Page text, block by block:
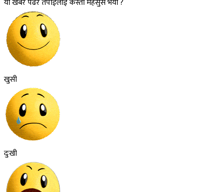
यो खबर पढेर तपाईलाई कस्तो महसुस भयो ?
खुसी
दुःखी